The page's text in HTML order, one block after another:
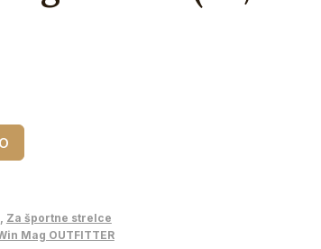
, Za športne strelce
Mag OUTFITTER